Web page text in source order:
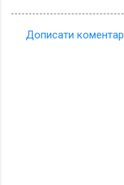
Дописати коментар